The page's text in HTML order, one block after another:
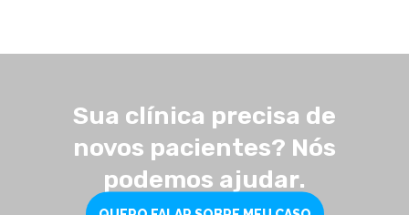
Sua clínica precisa de
novos pacientes? Nós
podemos ajudar.